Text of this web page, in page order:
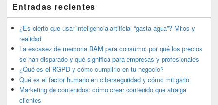
área
de
widget
barra
lateral
primaria
Entradas recientes
¿Es cierto que usar inteligencia artificial “gasta agua”? Mitos y
realidad
La escasez de memoria RAM para consumo: por qué los precios
se han disparado y qué significa para empresas y profesionales
¿Qué es el RGPD y cómo cumplirlo en tu negocio?
Qué es el factor humano en ciberseguridad y cómo mitigarlo
Marketing de contenidos: cómo crear contenido que atraiga
clientes